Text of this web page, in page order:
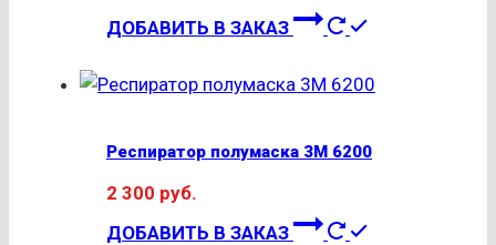
ДОБАВИТЬ В ЗАКАЗ
Респиратор полумаска 3М 6200
2 300 руб.
ДОБАВИТЬ В ЗАКАЗ